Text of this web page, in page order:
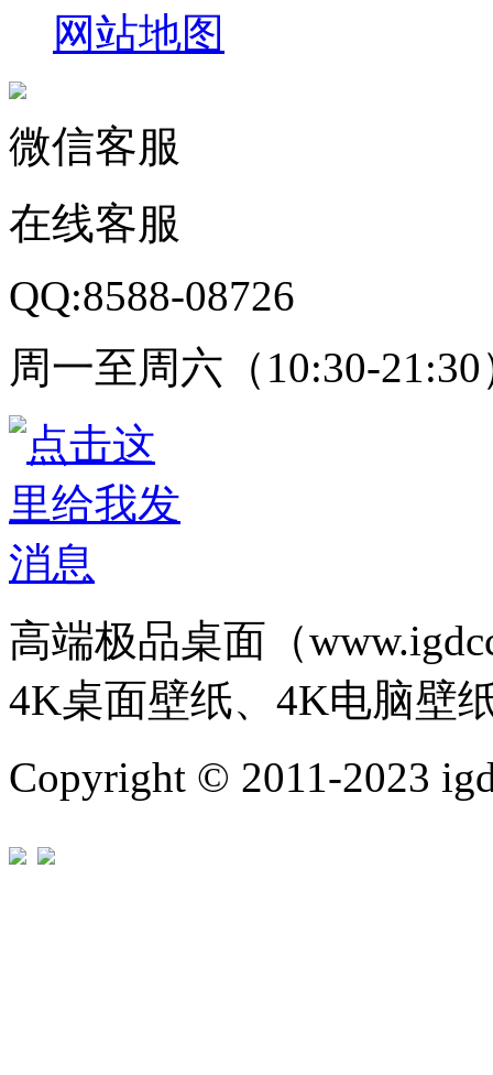
网站地图
微信客服
在线客服
QQ:8588-08726
周一至周六（10:30-21:30
高端极品桌面（
4K桌面壁纸、4K电脑壁
Copyright © 2011-2023